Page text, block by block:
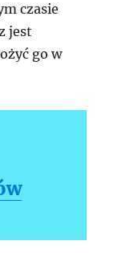
czasie
jest
go w